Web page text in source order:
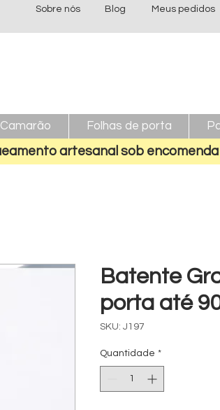
Sobre nós Blog Meus pedidos
Folhas de porta
artesanal sob encomenda
Batente
porta até
SKU: J197
Quantidade *